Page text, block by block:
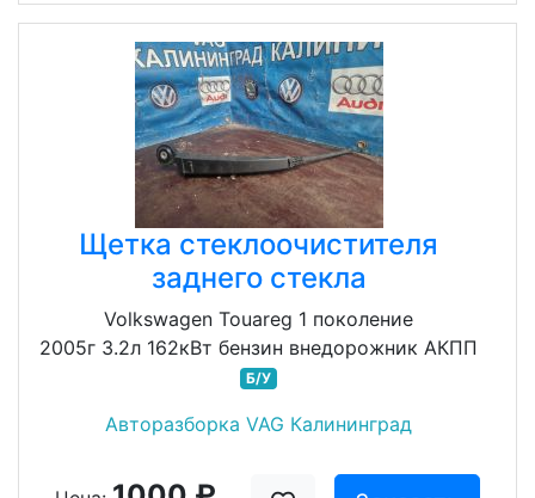
Щетка стеклоочистителя
заднего стекла
Volkswagen Touareg 1 поколение
2005г 3.2л 162кВт бензин внедорожник АКПП
Б/У
Авторазборка VAG Калининград